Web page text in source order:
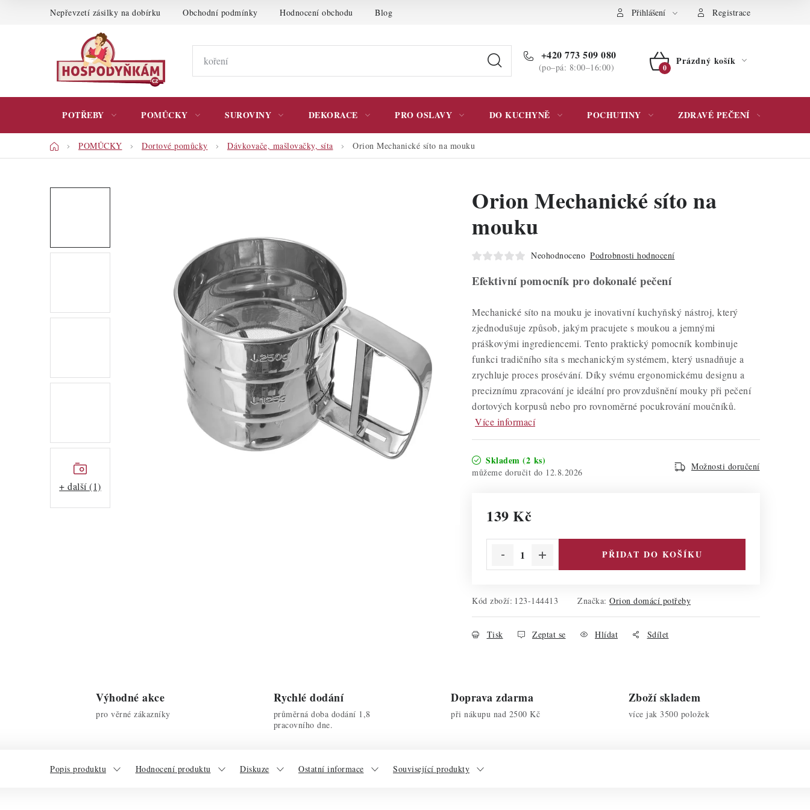
Nepřevzetí zásilky na dobírku Obchodní podmínky Hodnocení obchodu Blog Podmínky ochrany osobních údajů Přihlášení Registrace
+420 773 509 080
(po–pá: 8:00–16:00)
NÁKUPNÍ
Prázdný košík
POTŘEBY POMŮCKY SUROVINY DEKORACE PRO OSLAVY DO KUCHYNĚ POCHUTINY ZDRAVÉ PEČENÍ
DomůPOMŮCKY Dortové pomůcky Dávkovače, mašlovačky, síta Orion Mechanické síto na mouku
+ další (1)
Orion Mechanické síto na
mouku
Neohodnoceno Podrobnosti hodnocení
Efektivní pomocník pro dokonalé pečení
Mechanické síto na mouku je inovativní kuchyňský nástroj, který
zjednodušuje způsob, jakým pracujete s moukou a jemnými
práškovými ingrediencemi. Tento praktický pomocník kombinuje
funkci tradičního síta s mechanickým systémem, který usnadňuje a
zrychluje proces prosévání. Díky svému ergonomickému designu a
preciznímu zpracování je ideální pro provzdušnění mouky při pečení
dortových korpusů nebo pro rovnoměrné pocukrování moučníků.
Více informací
Skladem (2 ks)
12.8.2026
Možnosti doručení
139 Kč
PŘIDAT DO KOŠÍKU
Kód zboží: 123-144413 Značka: Orion domácí potřeby
Tisk Zeptat se Hlídat Sdílet
Výhodné akce
pro věrné zákazníky
Rychlé dodání
průměrná doba dodání 1,8
pracovního dne.
Doprava zdarma
při nákupu nad 2500 Kč
Zboží skladem
více jak 3500 položek
Popis produktu Hodnocení produktu Diskuze Ostatní informace Související produkty